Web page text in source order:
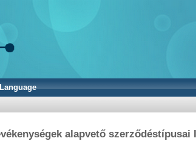
Language
alapvető szerződéstípusai